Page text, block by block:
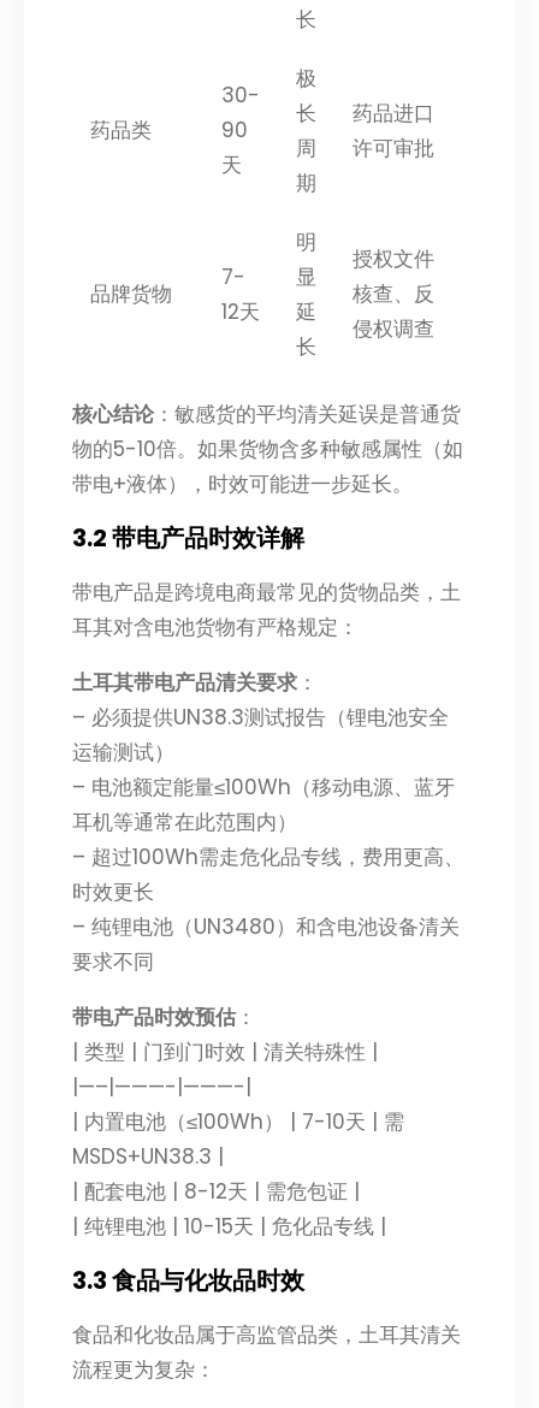
长
药品类
30-
90
天
极
长
周
期
药品进口
许可审批
品牌货物
7-
12天
明
显
延
长
授权文件
核查、反
侵权调查
核心结论：敏感货的平均清关延误是普通货
物的5-10倍。如果货物含多种敏感属性（如
带电+液体），时效可能进一步延长。
3.2 带电产品时效详解
带电产品是跨境电商最常见的货物品类，土
耳其对含电池货物有严格规定：
土耳其带电产品清关要求 ：
– 必须提供UN38.3测试报告（锂电池安全
运输测试）
– 电池额定能量≤100Wh（移动电源、蓝牙
耳机等通常在此范围内）
– 超过100Wh需走危化品专线，费用更高、
时效更长
– 纯锂电池（UN3480）和含电池设备清关
要求不同
带电产品时效预估 ：
| 类型 | 门到门时效 | 清关特殊性 |
|—–|———-|———-|
| 内置电池（≤100Wh） | 7-10天 | 需
MSDS+UN38.3 |
| 配套电池 | 8-12天 | 需危包证 |
| 纯锂电池 | 10-15天 | 危化品专线 |
3.3 食品与化妆品时效
食品和化妆品属于高监管品类，土耳其清关
流程更为复杂：